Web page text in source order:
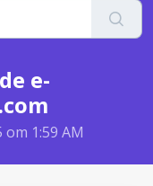
e-
1:59 AM